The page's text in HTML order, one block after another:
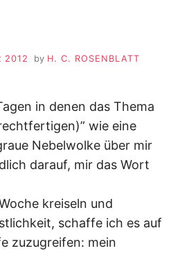
2012 by H. C. ROSENBLATT
in denen das Thema
wie eine
Nebelwolke über mir
darauf, mir das Wort
kreiseln und
schaffe ich es auf
zuzugreifen: mein